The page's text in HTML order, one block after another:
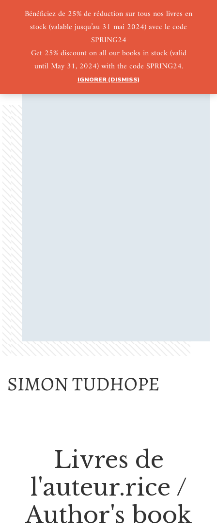
Bénéficiez de 25% de réduction sur tous nos livres en
stock (valable jusqu’au 31 mai 2024) avec le code
SPRING24
Get 25% discount on all our books in stock (valid
until May 31, 2024) with the code SPRING24.
IGNORER (DISMISS)
0 0
SIMON TUDHOPE
Livres de
l'auteur.rice /
Author's book